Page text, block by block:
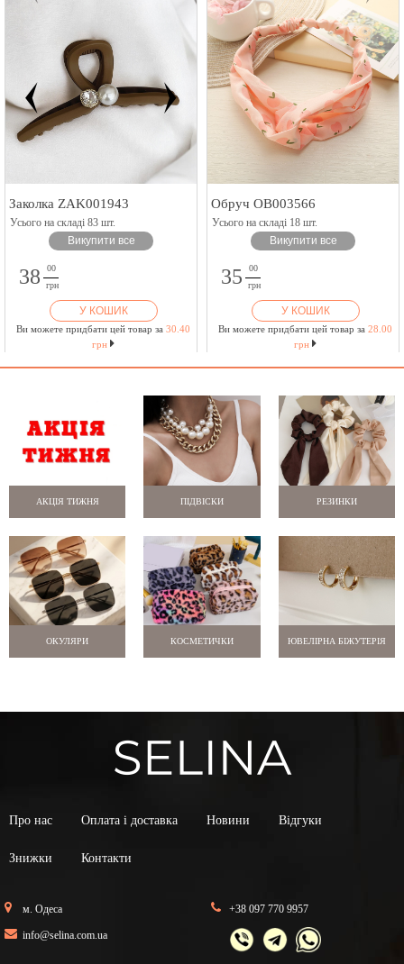
Заколка ZAK001943
Усього на складі 83 шт.
Викупити все
38
00
грн
У КОШИК
Ви можете придбати цей товар за 30.40
грн
Обруч OB003566
Усього на складі 18 шт.
Викупити все
35
00
грн
У КОШИК
Ви можете придбати цей товар за 28.00
грн
АКЦІЯ ТИЖНЯ ПІДВІСКИ РЕЗИНКИ
ОКУЛЯРИ КОСМЕТИЧКИ ЮВЕЛІРНА БІЖУТЕРІЯ
Про нас Оплата і доставка Новини Відгуки
Знижки Контакти
м. Одеса
info@selina.com.ua
+38 097 770 9957